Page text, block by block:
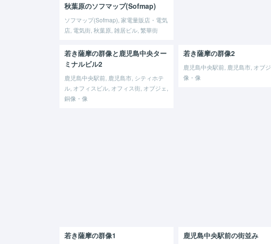
秋葉原のソフマップ(Sofmap)
ソフマップ(Sofmap), 家電量販店・電気
店, 電気街, 秋葉原, 雑居ビル, 繁華街
若き薩摩の群像と鹿児島中央ター
ミナルビル2
鹿児島中央駅前, 鹿児島市, シティホテ
ル, オフィスビル, オフィス街, オブジェ,
銅像・像
若き薩摩の群像2
鹿児島中央駅前, 鹿児島市, オブ
像・像
若き薩摩の群像1 鹿児島中央駅前の街並み